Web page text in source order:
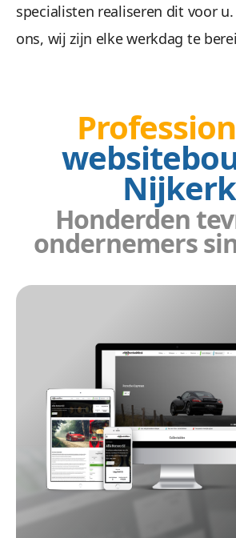
specialisten realiseren dit voor
ons, wij zijn elke werkdag te
Nijkerk
Honderden
ondernemers